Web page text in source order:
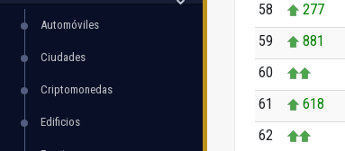
Automóviles
Ciudades
Criptomonedas
Edificios
58
277
59
881
60
61
618
62